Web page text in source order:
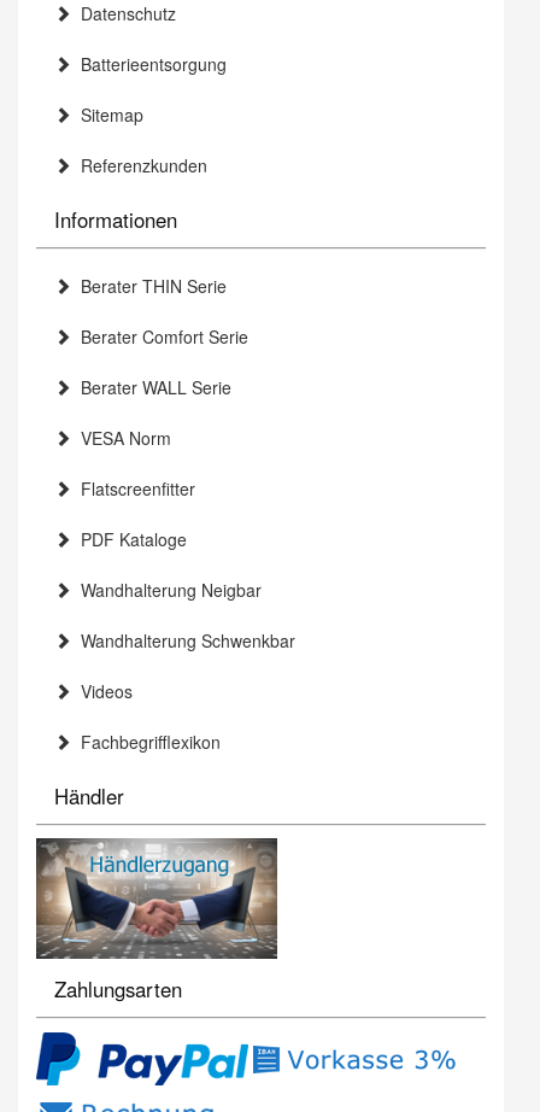
Datenschutz
Batterieentsorgung
Sitemap
Referenzkunden
Informationen
Berater THIN Serie
Berater Comfort Serie
Berater WALL Serie
VESA Norm
Flatscreenfitter
PDF Kataloge
Wandhalterung Neigbar
Wandhalterung Schwenkbar
Videos
Fachbegrifflexikon
Händler
Zahlungsarten